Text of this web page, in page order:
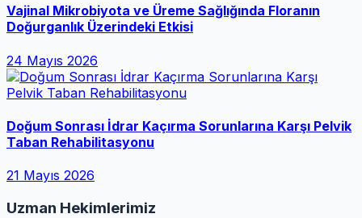
Vajinal Mikrobiyota ve Üreme Sağlığında Floranın
Doğurganlık Üzerindeki Etkisi
24 Mayıs 2026
Doğum Sonrası İdrar Kaçırma Sorunlarına Karşı Pelvik
Taban Rehabilitasyonu
21 Mayıs 2026
Uzman Hekimlerimiz